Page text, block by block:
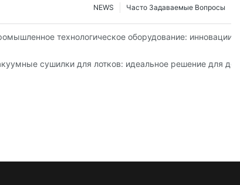
Часто Задаваемые Вопросы
NEWS
производства
технологическое оборудование:
пищевой промышленности.
сушилки для лотков: идеальное решение для